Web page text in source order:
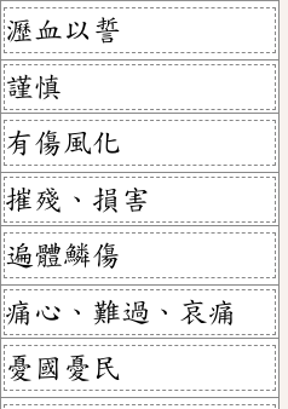
瀝血以誓
謹慎
有傷風化
摧殘、損害
遍體鱗傷
痛心、難過、哀痛
憂國憂民